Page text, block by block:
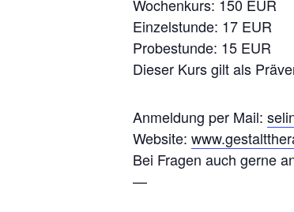
Wochenkurs: 150 EUR
Einzelstunde: 17 EUR
Probestunde: 15 EUR
Dieser Kurs gilt als
Anmeldung per Mail:
Website:
Bei Fragen auch gerne
—